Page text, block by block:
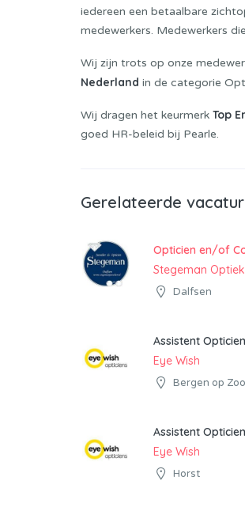
iedereen een betaalbare
medewerkers. Medewerkers
Wij zijn trots op onze
Nederland in de categorie
Wij dragen het keurmerk Top
goed HR-beleid bij Pearle.
Gerelateerde
Opticien en/of
Stegeman
Dalfsen
Assistent
Eye Wish
Bergen op
Assistent
Eye Wish
Horst